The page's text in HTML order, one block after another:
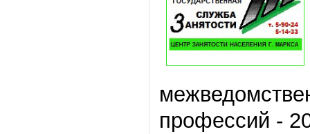
профессий -